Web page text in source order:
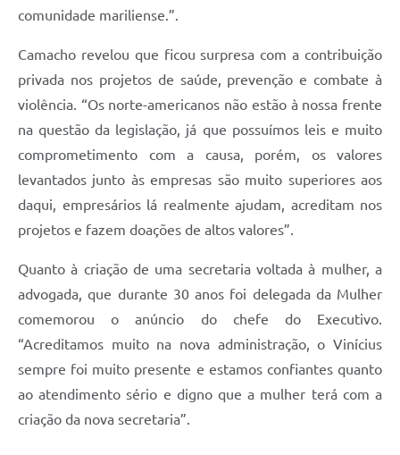
comunidade mariliense.”.
Camacho revelou que ficou surpresa com a contribuição
privada nos projetos de saúde, prevenção e combate à
violência. “Os norte-americanos não estão à nossa frente
na questão da legislação, já que possuímos leis e muito
comprometimento com a causa, porém, os valores
levantados junto às empresas são muito superiores aos
daqui, empresários lá realmente ajudam, acreditam nos
projetos e fazem doações de altos valores”.
Quanto à criação de uma secretaria voltada à mulher, a
advogada, que durante 30 anos foi delegada da Mulher
comemorou o anúncio do chefe do Executivo.
“Acreditamos muito na nova administração, o Vinícius
sempre foi muito presente e estamos confiantes quanto
ao atendimento sério e digno que a mulher terá com a
criação da nova secretaria”.